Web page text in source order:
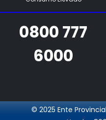
0800 777
6000
© 2025 Ente